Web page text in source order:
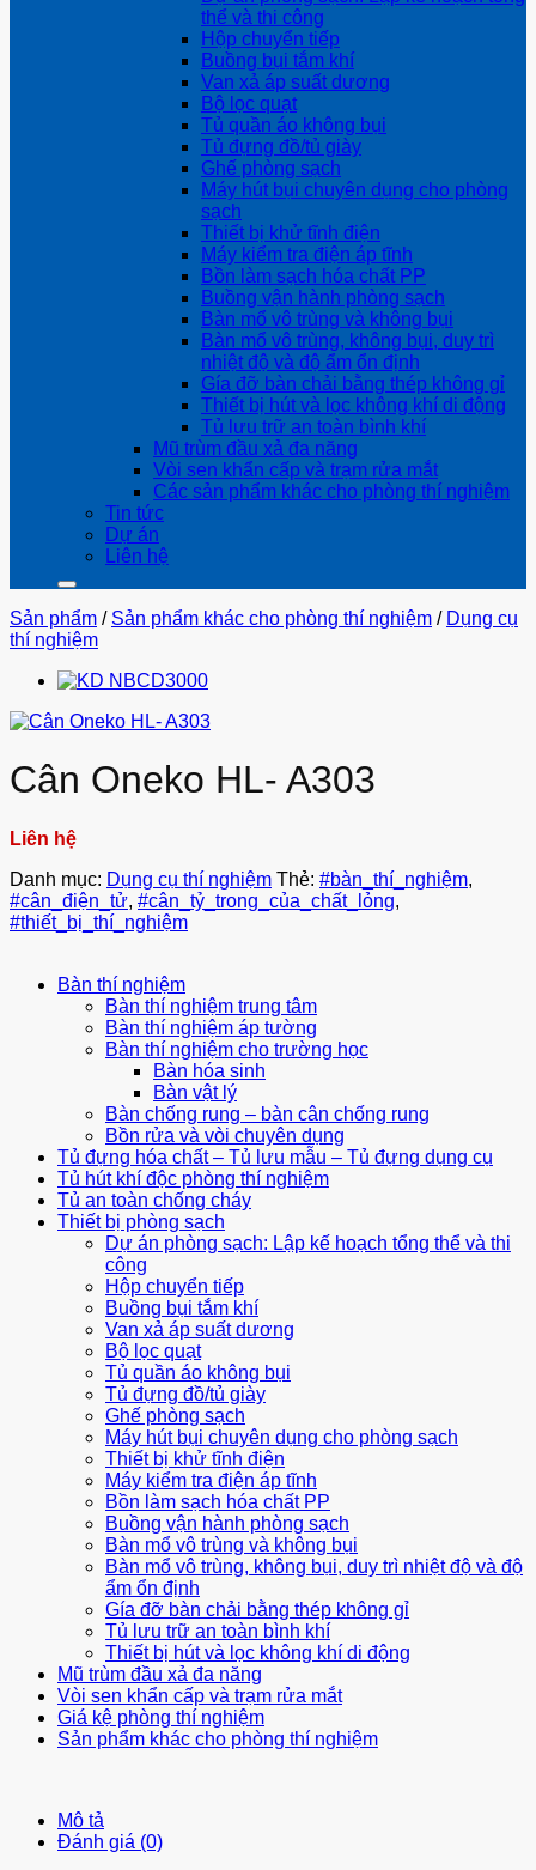
thể và thi công
Hộp chuyển tiếp
Buồng bụi tắm khí
Van xả áp suất dương
Bộ lọc quạt
Tủ quần áo không bụi
Tủ đựng đồ/tủ giày
Ghế phòng sạch
Máy hút bụi chuyên dụng cho phòng
sạch
Thiết bị khử tĩnh điện
Máy kiểm tra điện áp tĩnh
Bồn làm sạch hóa chất PP
Buồng vận hành phòng sạch
Bàn mổ vô trùng và không bụi
Bàn mổ vô trùng, không bụi, duy trì
nhiệt độ và độ ẩm ổn định
Gía đỡ bàn chải bằng thép không gỉ
Thiết bị hút và lọc không khí di động
Tủ lưu trữ an toàn bình khí
Mũ trùm đầu xả đa năng
Vòi sen khẩn cấp và trạm rửa mắt
Các sản phẩm khác cho phòng thí nghiệm
Tin tức
Dự án
Liên hệ
Sản phẩm / Sản phẩm khác cho phòng thí nghiệm / Dụng cụ
thí nghiệm
Cân Oneko HL- A303
Liên hệ
Danh mục: Dụng cụ thí nghiệm Thẻ: #bàn_thí_nghiệm,
#cân_điện_tử, #cân_tỷ_trong_của_chất_lỏng,
#thiết_bị_thí_nghiệm
Bàn thí nghiệm
Bàn thí nghiệm trung tâm
Bàn thí nghiệm áp tường
Bàn thí nghiệm cho trường học
Bàn hóa sinh
Bàn vật lý
Bàn chống rung – bàn cân chống rung
Bồn rửa và vòi chuyên dụng
Tủ đựng hóa chất – Tủ lưu mẫu – Tủ đựng dụng cụ
Tủ hút khí độc phòng thí nghiệm
Tủ an toàn chống cháy
Thiết bị phòng sạch
Dự án phòng sạch: Lập kế hoạch tổng thể và thi
công
Hộp chuyển tiếp
Buồng bụi tắm khí
Van xả áp suất dương
Bộ lọc quạt
Tủ quần áo không bụi
Tủ đựng đồ/tủ giày
Ghế phòng sạch
Máy hút bụi chuyên dụng cho phòng sạch
Thiết bị khử tĩnh điện
Máy kiểm tra điện áp tĩnh
Bồn làm sạch hóa chất PP
Buồng vận hành phòng sạch
Bàn mổ vô trùng và không bụi
Bàn mổ vô trùng, không bụi, duy trì nhiệt độ và độ
ẩm ổn định
Gía đỡ bàn chải bằng thép không gỉ
Tủ lưu trữ an toàn bình khí
Thiết bị hút và lọc không khí di động
Mũ trùm đầu xả đa năng
Vòi sen khẩn cấp và trạm rửa mắt
Giá kệ phòng thí nghiệm
Sản phẩm khác cho phòng thí nghiệm
Mô tả
Đánh giá (0)